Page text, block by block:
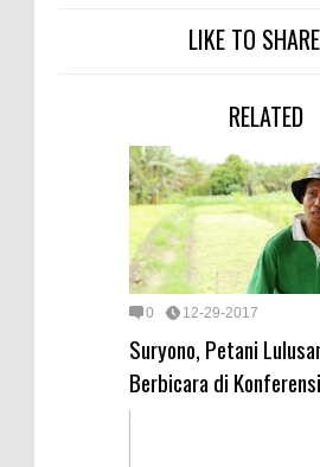
LIKE TO
RELATED
0 12-29-2017
Suryono, Petani
Berbicara di